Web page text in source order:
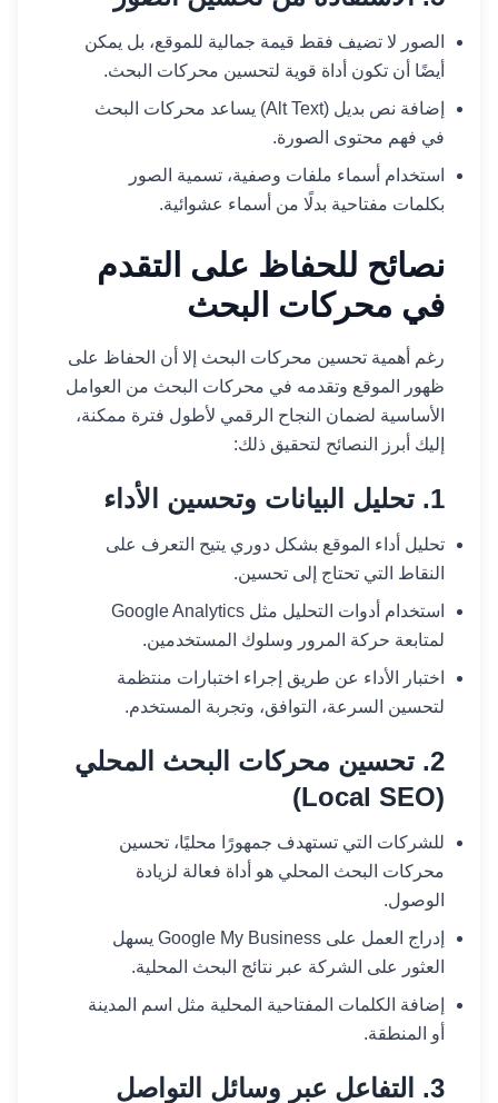
الصور لا تضيف فقط قيمة جمالية للموقع، بل يمكن
أيضًا أن تكون أداة قوية لتحسين محركات البحث.
إضافة نص بديل (Alt Text) يساعد محركات البحث
في فهم محتوى الصورة.
استخدام أسماء ملفات وصفية، تسمية الصور
بكلمات مفتاحية بدلًا من أسماء عشوائية.
نصائح للحفاظ على التقدم
في محركات البحث
رغم أهمية تحسين محركات البحث إلا أن الحفاظ على
ظهور الموقع وتقدمه في محركات البحث من العوامل
الأساسية لضمان النجاح الرقمي لأطول فترة ممكنة،
إليك أبرز النصائح لتحقيق ذلك:
1. تحليل البيانات وتحسين الأداء
تحليل أداء الموقع بشكل دوري يتيح التعرف على
النقاط التي تحتاج إلى تحسين.
استخدام أدوات التحليل مثل Google Analytics
لمتابعة حركة المرور وسلوك المستخدمين.
اختبار الأداء عن طريق إجراء اختبارات منتظمة
لتحسين السرعة، التوافق، وتجربة المستخدم.
2. تحسين محركات البحث المحلي
(Local SEO)
للشركات التي تستهدف جمهورًا محليًا، تحسين
محركات البحث المحلي هو أداة فعالة لزيادة
الوصول.
إدراج العمل على Google My Business يسهل
العثور على الشركة عبر نتائج البحث المحلية.
إضافة الكلمات المفتاحية المحلية مثل اسم المدينة
أو المنطقة.
3. التفاعل عبر وسائل التواصل